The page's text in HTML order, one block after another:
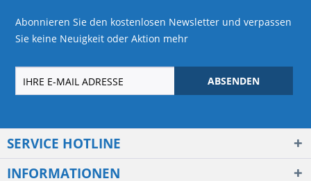
Abonnieren Sie den kostenlosen Newsletter und verpassen
Sie keine Neuigkeit oder Aktion mehr
ABSENDEN
SERVICE HOTLINE
INFORMATIONEN